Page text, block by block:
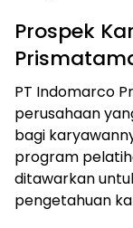
Prospek
PT Indomarco
perusahaan
bagi
program
ditawarkan
pengetahuan